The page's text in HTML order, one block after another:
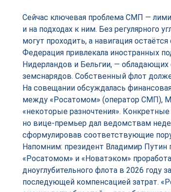
Сейчас ключевая проблема СМП —
и на подходах к ним. Без регулярного
могут проходить, а навигация
Федерация привлекала иностранных
Нидерландов и Бельгии, —
земснарядов. Собственный флот
На совещании обсуждалась
между «Росатомом» (оператор СМП),
«некоторые разночтения».
но вице-премьер дал ведомствам
сформулировав соответствующие
Напомним: президент Владимир Путин
«Росатомом» и «Новатэком»
дноуглубительного флота в 2026 году
последующей компенсацией затрат.